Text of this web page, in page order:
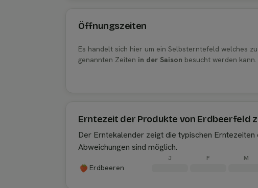
Öffnungszeiten
Es handelt sich hier um ein Selbsterntefeld welches
genannten Zeiten in der Saison besucht werden kann.
Erntezeit der Produkte von Erdbeerfeld
Der Erntekalender zeigt die typischen
Abweichungen sind möglich.
J F M
Erdbeeren